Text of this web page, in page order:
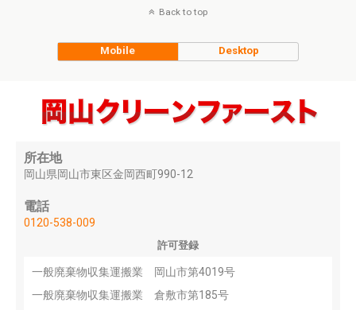
Back to top
Mobile Desktop
所在地
岡山県岡山市東区金岡西町990-12
電話
0120-538-009
許可登録
一般廃棄物収集運搬業 岡山市第4019号
一般廃棄物収集運搬業 倉敷市第185号